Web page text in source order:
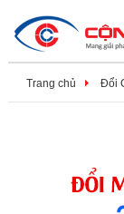
Trang chủ Đổi